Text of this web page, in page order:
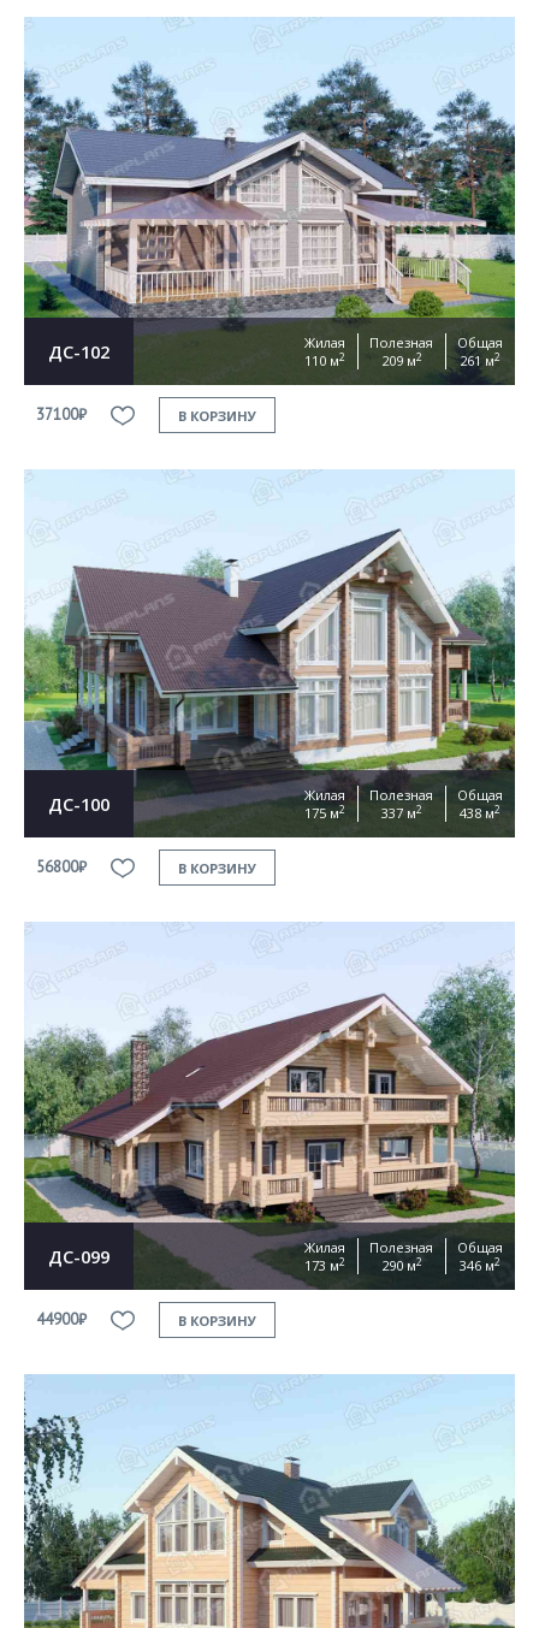
ДС-102
Жилая
110 м2
Полезная
209 м2
Общая
261 м2
37100₽ В КОРЗИНУ
ДС-100
Жилая
175 м2
Полезная
337 м2
Общая
438 м2
56800₽ В КОРЗИНУ
ДС-099
Жилая
173 м2
Полезная
290 м2
Общая
346 м2
44900₽ В КОРЗИНУ